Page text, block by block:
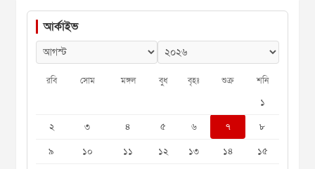
আর্কাইভ
রবি সোম মঙ্গল বুধ বৃহঃ শুক্র শনি
১
২
৩ ৪ ৫ ৬ ৭
৮
৯
১০ ১১ ১২ ১৩ ১৪
১৫